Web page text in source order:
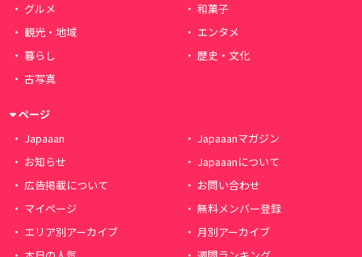
グルメ
和菓子
観光・地域
エンタメ
暮らし
歴史・文化
古写真
ページ
Japaaan
Japaaanマガジン
お知らせ
Japaaanについて
広告掲載について
お問い合わせ
マイページ
無料メンバー登録
エリア別アーカイブ
月別アーカイブ